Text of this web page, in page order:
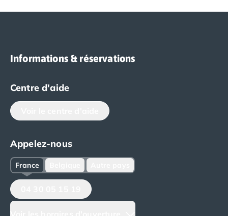
Informations & réservations
Centre d'aide
Appelez-nous
France